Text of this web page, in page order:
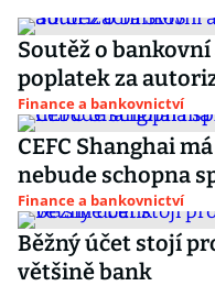
Soutěž o
poplatek za
Finance a bankovnictví
CEFC Shanghai
nebude schopna
Finance a bankovnictví
Běžný účet stojí
většině bank